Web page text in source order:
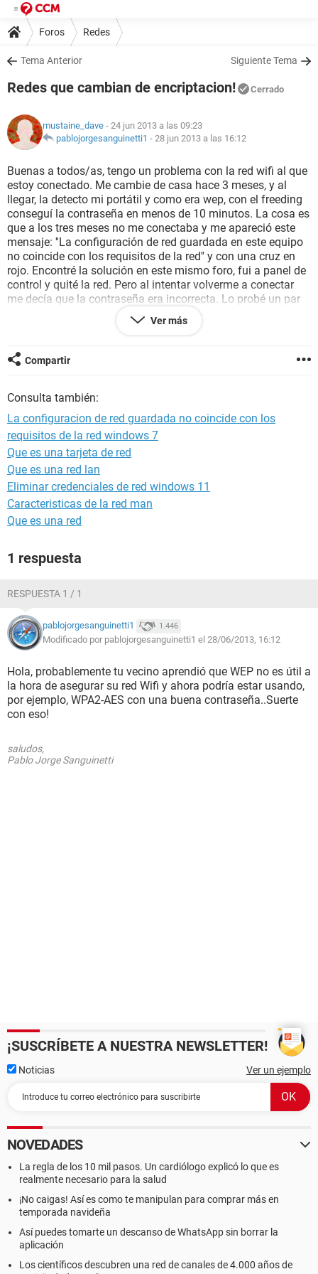
Foros Redes
Tema Anterior Siguiente Tema
Redes que cambian de encriptacion! Cerrado
mustaine_dave - 24 jun 2013 a las 09:23
pablojorgesanguinetti1 - 28 jun 2013 a las 16:12
Buenas a todos/as, tengo un problema con la red wifi al que
estoy conectado. Me cambie de casa hace 3 meses, y al
llegar, la detecto mi portátil y como era wep, con el freeding
conseguí la contraseña en menos de 10 minutos. La cosa es
que a los tres meses no me conectaba y me apareció este
mensaje: ''La configuración de red guardada en este equipo
no coincide con los requisitos de la red'' y con una cruz en
rojo. Encontré la solución en este mismo foro, fui a panel de
control y quité la red. Pero al intentar volverme a conectar
me decía que la contraseña era incorrecta. Lo probé un par
de veces y me dije: ''Bueno, pues usaré wifislax otra vez'' y
cuando hago un escaneo de las redes con minidwep y me
sacarla con minidwep y me daba error. Alguien sabe que
puede ser?
Ver más
Compartir
Consulta también:
La configuracion de red guardada no coincide con los
requisitos de la red windows 7
Que es una tarjeta de red
Que es una red lan
Eliminar credenciales de red windows 11
Caracteristicas de la red man
Que es una red
1 respuesta
RESPUESTA 1 / 1
pablojorgesanguinetti1 1.446
Modificado por pablojorgesanguinetti1 el 28/06/2013, 16:12
Hola, probablemente tu vecino aprendió que WEP no es útil a
la hora de asegurar su red Wifi y ahora podría estar usando,
por ejemplo, WPA2-AES con una buena contraseña..Suerte
con eso!
saludos,
Pablo Jorge Sanguinetti
¡SUSCRÍBETE A NUESTRA NEWSLETTER!
Noticias Ver un ejemplo
NOVEDADES
La regla de los 10 mil pasos. Un cardiólogo explicó lo que es
realmente necesario para la salud
¡No caigas! Así es como te manipulan para comprar más en
temporada navideña
Así puedes tomarte un descanso de WhatsApp sin borrar la
aplicación
Los científicos descubren una red de canales de 4.000 años de